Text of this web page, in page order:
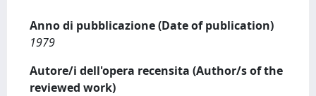
Anno di pubblicazione (Date of publication)
1979
Autore/i dell'opera recensita (Author/s of the
reviewed work)